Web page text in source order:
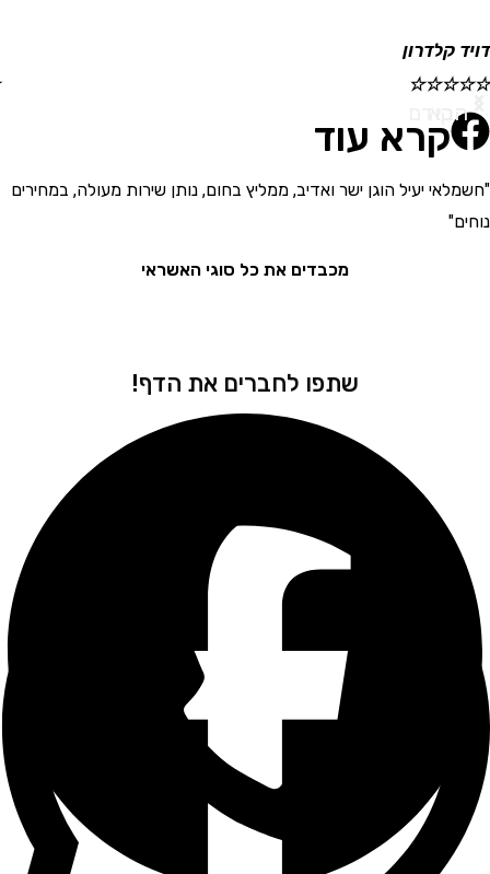
☆
☆
קרא עוד
יעיל הוגן ישר ואדיב, ממליץ בחום, נותן שירות מעולה, במחירים
מכבדים את כל סוגי האשראי
שתפו לחברים את הדף!